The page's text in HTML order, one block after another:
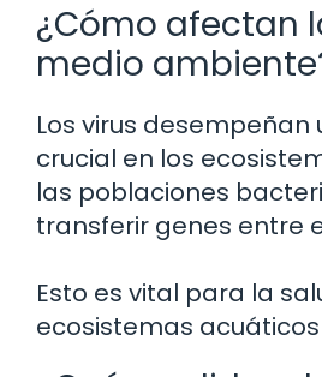
¿Cómo afectan
medio
Los virus desempeñan
crucial en los
las poblaciones
transferir genes entre
Esto es vital para la
ecosistemas